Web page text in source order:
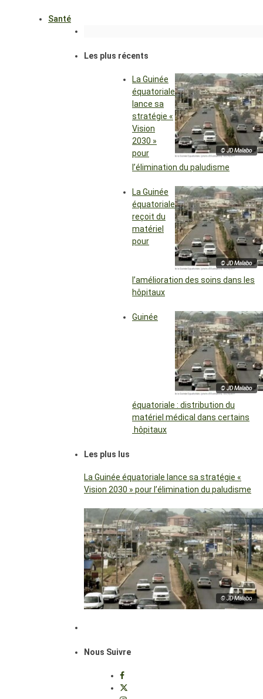
Santé
Les plus récents
© JD Malabo
La Guinée
équatoriale
lance sa
stratégie «
Vision
2030 »
pour
l’élimination du paludisme
© JD Malabo
La Guinée
équatoriale
reçoit du
matériel
pour
l’amélioration des soins dans les
hôpitaux
© JD Malabo
Guinée
équatoriale : distribution du
matériel médical dans certains
hôpitaux
Les plus lus
La Guinée équatoriale lance sa stratégie «
Vision 2030 » pour l’élimination du paludisme
© JD Malabo
Nous Suivre